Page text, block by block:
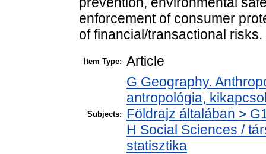
enforcement of consumer
of financial/transactional risks.
Item Type: Article
Subjects:
G Geography.
antropológia,
Földrajz általában >
H Social Sciences /
statisztika